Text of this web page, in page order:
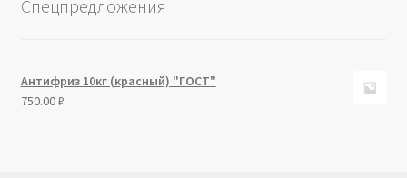
Спецпредложения
Антифриз 10кг (красный) "ГОСТ"
750.00₽